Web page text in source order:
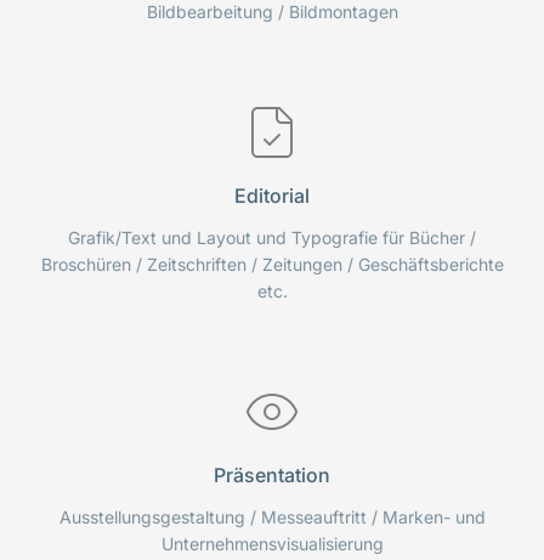
Bildbearbeitung / Bildmontagen
Editorial
Grafik/Text und Layout und Typografie für Bücher /
Broschüren / Zeitschriften / Zeitungen / Geschäftsberichte
etc.
Präsentation
Ausstellungsgestaltung / Messeauftritt / Marken- und
Unternehmensvisualisierung